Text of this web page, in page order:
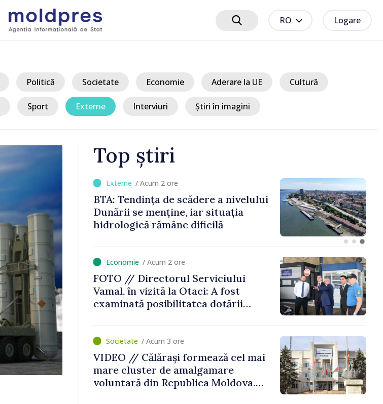
RO Logare
Politică Societate Economie Aderare la UE Cultură
Sport Externe Interviuri Știri în imagini
Top știri
/ Acum 2 ore
BTA: Tendința de scădere a nivelului
Dunării se menține, iar situația
hidrologică rămâne dificilă
/ Acum 2 ore
FOTO // Directorul Serviciului
Vamal, în vizită la Otaci: A fost
examinată posibilitatea dotării
/ Acum 3 ore
VIDEO // Călărași formează cel mai
mare cluster de amalgamare
voluntară din Republica Moldova.